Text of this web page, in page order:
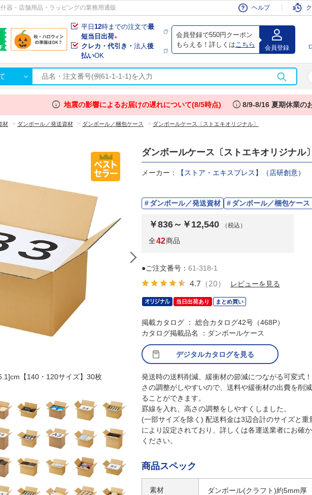
器・店舗用品・ラッピングの業務用通販 ヘルプ
平日12時までの注文で最
短当日出荷※
クレカ・代引き・法人後
払いOK
会員登録で550円クーポン
もらえる！詳しくは こちら 会員登録
会員登
info 地震の影響によるお届けの遅れについて(8/5時点) info 8/9-8/16 夏期休業の
材 > ダンボール／発送資材 > ダンボール／梱包ケース > ダンボールケース〔ストエキオリジナル〕
【140・120サイズ】30枚 (1)20.4×15.4×16.1cm【60サイズ】10枚
ダンボールケース〔ストエキオリジナル〕
メーカー： 【ストア・エキスプレス】（店研創意）
ダンボール／発送資材 ダンボール／梱包ケース
￥836～￥12,540 （税込）
全42商品
●ご注文番号： 61-318-1
4.7 （20） レビューを見る
当日出荷あり まとめ買い
掲載カタログ ： 総合カタログ42号（468P）
デジタルカタログを見る
カタログ掲載品名 ：ダンボールケース
発送時の送料削減、緩衝材の節減につながる可変式
さの調整がしやすいので、送料や緩衝材の出費を削
ることができます。
罫線を入れ、高さの調整をしやすくしました。
(一部サイズを除く) 配送料金は3辺合計のサイズと重
により設定されており、詳しくは各運送業者にお確
ください。
商品スペック
素材 ダンボール(クラフト)約5mm厚